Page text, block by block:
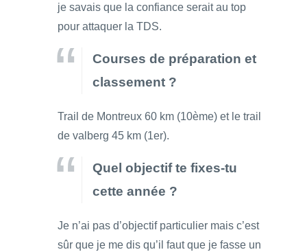
je savais que la confiance serait au top
pour attaquer la TDS.
Courses de préparation et
classement ?
Trail de Montreux 60 km (10ème) et le trail
de valberg 45 km (1er).
Quel objectif te fixes-tu
cette année ?
Je n’ai pas d’objectif particulier mais c’est
sûr que je me dis qu’il faut que je fasse un